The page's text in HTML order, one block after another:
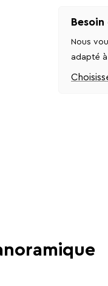
Nous
adapté